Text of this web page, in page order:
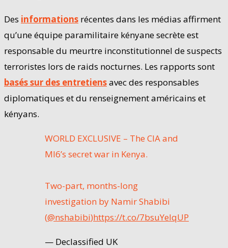
Des informations récentes dans les médias affirment
qu’une équipe paramilitaire kényane secrète est
responsable du meurtre inconstitutionnel de suspects
terroristes lors de raids nocturnes. Les rapports sont
basés sur des entretiensavec des responsables
diplomatiques et du renseignement américains et
kényans.
WORLD EXCLUSIVE – The CIA and
MI6’s secret war in Kenya.
Two-part, months-long
investigation by Namir Shabibi
(@nshabibi)https://t.co/7bsuYeIqUP
— Declassified UK